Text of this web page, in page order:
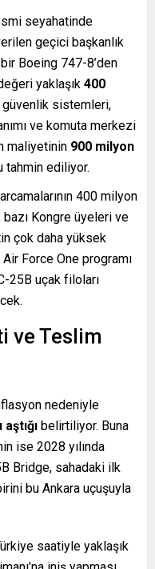
seyahatinde
geçici başkanlık
Boeing 747-8’den
yaklaşık 400
sistemleri,
ve komuta merkezi
maliyetinin 900 milyon
tahmin ediliyor.
400 milyon
bazı Kongre üyeleri ve
çok daha yüksek
Force One programı
25B uçak filoları
ve Teslim
nedeniyle
belirtiliyor. Buna
ise 2028 yılında
Bridge, sahadaki ilk
bu Ankara uçuşuyla
saatiyle yaklaşık